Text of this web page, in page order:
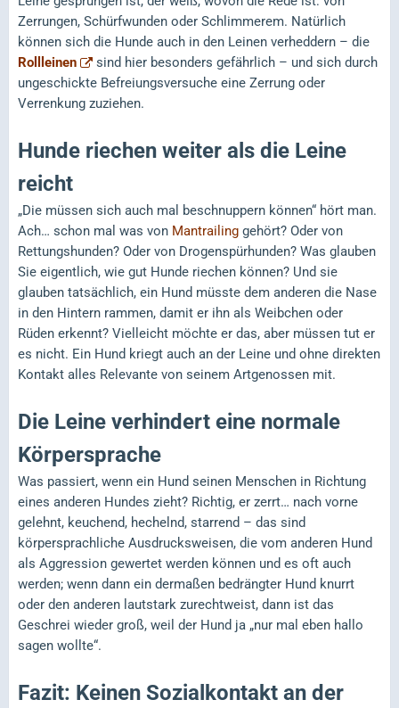
Zerrungen, Schürfwunden oder Schlimmerem. Natürlich
können sich die Hunde auch in den Leinen verheddern – die
Rollleinen
sind hier besonders gefährlich – und sich durch
ungeschickte Befreiungsversuche eine Zerrung oder
Verrenkung zuziehen.
Hunde riechen weiter als die Leine
reicht
„Die müssen sich auch mal beschnuppern können“ hört man.
Ach… schon mal was von Mantrailing gehört? Oder von
Rettungshunden? Oder von Drogenspürhunden? Was glauben
Sie eigentlich, wie gut Hunde riechen können? Und sie
glauben tatsächlich, ein Hund müsste dem anderen die Nase
in den Hintern rammen, damit er ihn als Weibchen oder
Rüden erkennt? Vielleicht möchte er das, aber müssen tut er
es nicht. Ein Hund kriegt auch an der Leine und ohne direkten
Kontakt alles Relevante von seinem Artgenossen mit.
Die Leine verhindert eine normale
Körpersprache
Was passiert, wenn ein Hund seinen Menschen in Richtung
eines anderen Hundes zieht? Richtig, er zerrt… nach vorne
gelehnt, keuchend, hechelnd, starrend – das sind
körpersprachliche Ausdrucksweisen, die vom anderen Hund
als Aggression gewertet werden können und es oft auch
werden; wenn dann ein dermaßen bedrängter Hund knurrt
oder den anderen lautstark zurechtweist, dann ist das
Geschrei wieder groß, weil der Hund ja „nur mal eben hallo
sagen wollte“.
Fazit: Keinen Sozialkontakt an der